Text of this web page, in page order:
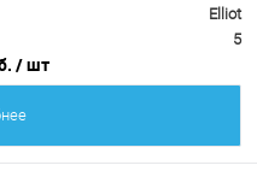
Elliot
5
/ шт